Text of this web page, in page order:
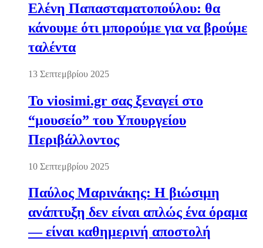
Ελένη Παπασταματοπούλου: θα
κάνουμε ότι μπορούμε για να βρούμε
ταλέντα
13 Σεπτεμβρίου 2025
Το viosimi.gr σας ξεναγεί στο
“μουσείο” του Υπουργείου
Περιβάλλοντος
10 Σεπτεμβρίου 2025
Παύλος Μαρινάκης: Η βιώσιμη
ανάπτυξη δεν είναι απλώς ένα όραμα
— είναι καθημερινή αποστολή